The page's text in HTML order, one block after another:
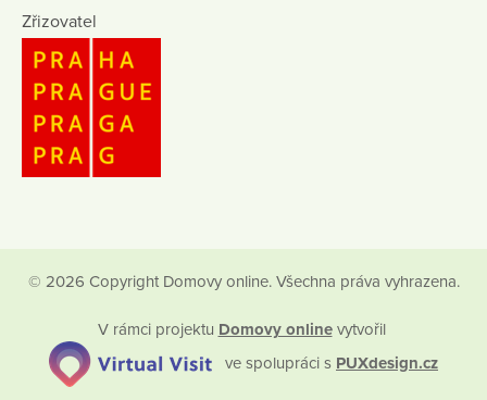
Zřizovatel
© 2026 Copyright Domovy online. Všechna práva vyhrazena.
V rámci projektu Domovy onlinevytvořil
ve spolupráci s PUXdesign.cz